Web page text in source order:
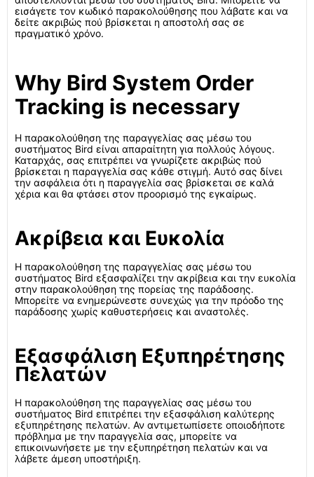
εισάγετε τον κωδικό παρακολούθησης που λάβατε και να
δείτε ακριβώς πού βρίσκεται η αποστολή σας σε
πραγματικό χρόνο.
Why Bird System Order
Tracking is necessary
Η παρακολούθηση της παραγγελίας σας μέσω του
συστήματος Bird είναι απαραίτητη για πολλούς λόγους.
Καταρχάς, σας επιτρέπει να γνωρίζετε ακριβώς πού
βρίσκεται η παραγγελία σας κάθε στιγμή. Αυτό σας δίνει
την ασφάλεια ότι η παραγγελία σας βρίσκεται σε καλά
χέρια και θα φτάσει στον προορισμό της εγκαίρως.
Ακρίβεια και Ευκολία
Η παρακολούθηση της παραγγελίας σας μέσω του
συστήματος Bird εξασφαλίζει την ακρίβεια και την ευκολία
στην παρακολούθηση της πορείας της παράδοσης.
Μπορείτε να ενημερώνεστε συνεχώς για την πρόοδο της
παράδοσης χωρίς καθυστερήσεις και αναστολές.
Εξασφάλιση Εξυπηρέτησης
Πελατών
Η παρακολούθηση της παραγγελίας σας μέσω του
συστήματος Bird επιτρέπει την εξασφάλιση καλύτερης
εξυπηρέτησης πελατών. Αν αντιμετωπίσετε οποιοδήποτε
πρόβλημα με την παραγγελία σας, μπορείτε να
επικοινωνήσετε με την εξυπηρέτηση πελατών και να
λάβετε άμεση υποστήριξη.